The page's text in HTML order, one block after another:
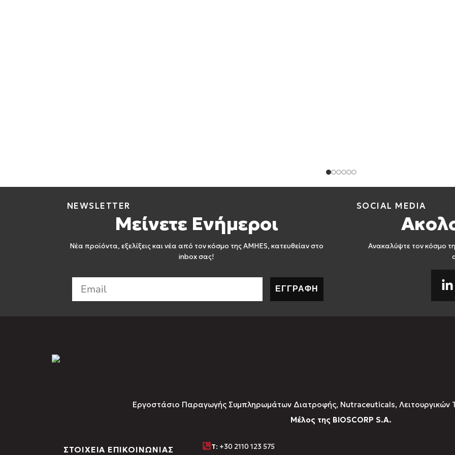
NEWSLETTER
Μείνετε Ενήμεροι
Νέα προϊόντα, εξελίξεις και νέα από τον κόσμο της AMHES, κατευθείαν στο
inbox σας!
ΕΓΓΡΑΦΗ
SOCIAL MEDIA
Ανακαλύψτε τον κόσμο
Εργοστάσιο Παραγωγής Συμπληρωμάτων Διατροφής, Νutraceuticals, Λειτουργικών
Μέλος της BIOSCORP S.A.
ΣΤΟΙΧΕΙΑ ΕΠΙΚΟΙΝΩΝΙΑΣ Τ: +30 2110 123 575